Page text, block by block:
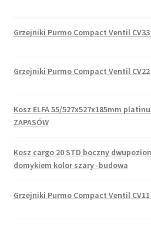
Grzejniki Purmo Compact Ventil CV33
Grzejniki Purmo Compact Ventil CV22
Kosz ELFA 55/527x527x185mm
ZAPASÓW
Kosz cargo 20 STD boczny
domykiem kolor szary -budowa
Grzejniki Purmo Compact Ventil CV11